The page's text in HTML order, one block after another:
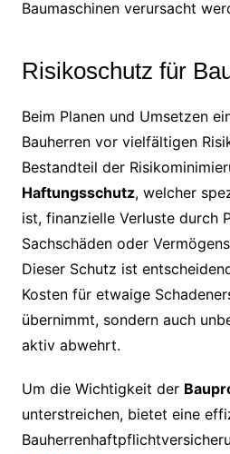
Baumaschinen verursacht
Risikoschutz für
Beim Planen und Umsetzen
Bauherren vor vielfältigen
Bestandteil der
Haftungsschutz, welcher
ist, finanzielle Verluste durch
Sachschäden oder
Dieser Schutz ist
Kosten für etwaige
übernimmt, sondern auch
aktiv abwehrt.
Um die Wichtigkeit der
unterstreichen, bietet eine